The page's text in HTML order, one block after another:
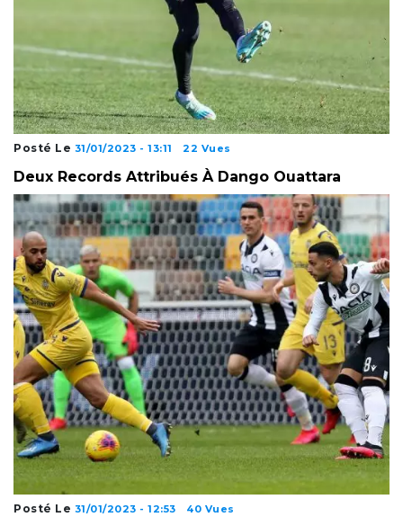
Posté Le 31/01/2023 - 13:11 22 Vues
Deux Records Attribués À Dango Ouattara
Posté Le 31/01/2023 - 12:53 40 Vues